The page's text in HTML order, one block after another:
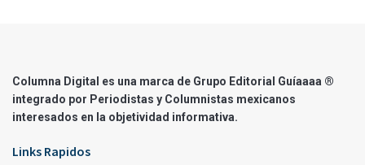
Columna Digital es una marca de Grupo Editorial Guíaaaa ®
integrado por Periodistas y Columnistas mexicanos
interesados en la objetividad informativa.
Links Rapidos